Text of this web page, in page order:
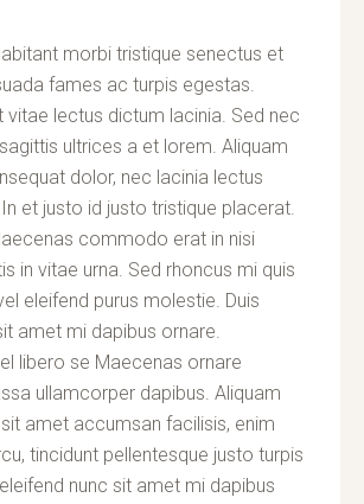
morbi tristique senectus et
fames ac turpis egestas.
vitae lectus dictum lacinia. Sed nec
ultrices a et lorem. Aliquam
dolor, nec lacinia lectus
et justo id justo tristique placerat.
commodo erat in nisi
in vitae urna. Sed rhoncus mi quis
eleifend purus molestie. Duis
amet mi dapibus ornare.
libero se Maecenas ornare
ullamcorper dapibus. Aliquam
amet accumsan facilisis, enim
tincidunt pellentesque justo turpis
nunc sit amet mi dapibus